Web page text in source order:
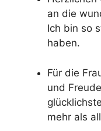
an die
Ich bin so
haben.
Für die
und
mehr als